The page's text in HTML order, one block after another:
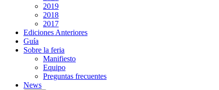
2019
2018
2017
Ediciones Anteriores
Guía
Sobre la feria
Manifiesto
Equipo
Preguntas frecuentes
News